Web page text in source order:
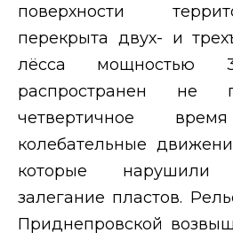
поверхности
перекрыта двух- и
лёсса
распространен не
четвертичное
колебательные
которые нарушили
залегание пластов.
Приднепровской